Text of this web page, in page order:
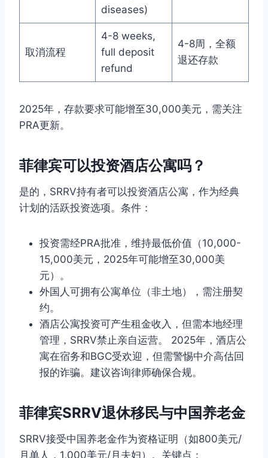
diseases)
取消流程
4-8 weeks,
full deposit
refund
4-8周，全额
退还存款
2025年，存款要求可能增至30,000美元，需关注
PRA更新。
菲律宾可以投资酒店公寓吗？
是的，SRRV持有者可以投资酒店公寓，作为经典
计划的活跃投资选项。条件：
投资需经PRA批准，维持最低价值（10,000-
15,000美元，2025年可能增至30,000美
元）。
外国人可拥有公寓单位（非土地），需注册契
约。
酒店公寓投资可产生租金收入，但需本地经理
管理，SRRV禁止亲自运营。 2025年，酒店公
寓在宿务和BGC受欢迎，但需警惕中介高估回
报的诈骗。建议咨询律师确保合规。
菲律宾SRRV退休移民与中国养老金
SRRV接受中国养老金作为资格证明（如800美元/
月单人，1,000美元/月夫妇）。关键点：